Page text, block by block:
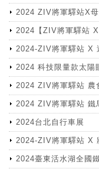
2024 ZIV將軍驛站X
2024【ZIV將軍驛站 X
2024-ZIV將軍驛站 X
2024 科技限量款太陽
2024 ZIV將軍驛站 農
2024 ZIV將軍驛站 鐵
2024台北自行車展
2024-ZIV將軍驛站 X
2024臺東活水湖全國